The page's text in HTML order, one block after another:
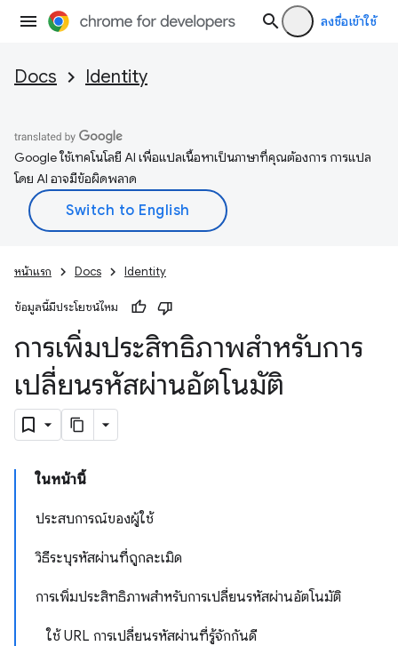
ลงชื่อเข้าใช้
Docs Identity
Google ใช้เทคโนโลยี AI เพื่อแปลเนื้อหาเป็นภาษาที่คุณต้องการ การแปล
โดย AI อาจมีข้อผิดพลาด
หน้าแรก Docs Identity
ข้อมูลนี้มีประโยชน์ไหม
การเพิ่มประสิทธิภาพสำหรับการ
เปลี่ยนรหัสผ่านอัตโนมัติ
ในหน้านี้
ประสบการณ์ของผู้ใช้
วิธีระบุรหัสผ่านที่ถูกละเมิด
การเพิ่มประสิทธิภาพสำหรับการเปลี่ยนรหัสผ่านอัตโนมัติ
ใช้ URL การเปลี่ยนรหัสผ่านที่รู้จักกันดี